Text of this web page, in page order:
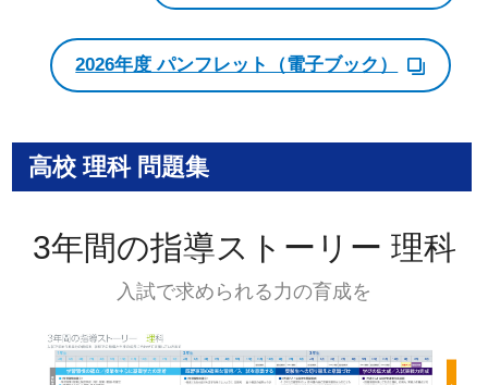
2026年度 パンフレット（電子ブック）
高校 理科 問題集
3年間の指導ストーリー 理科
入試で求められる力の育成を